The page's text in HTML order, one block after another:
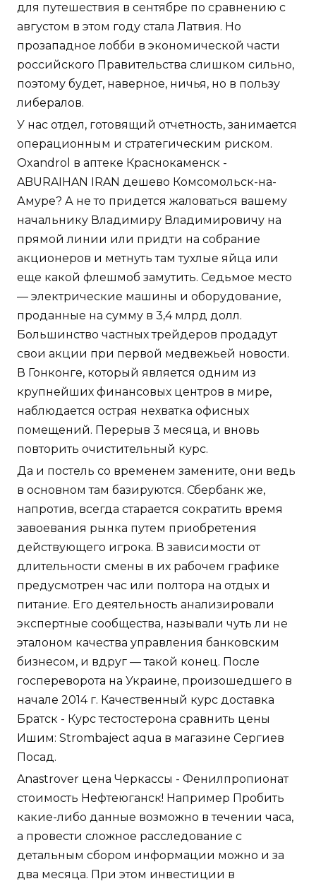
для путешествия в сентябре по сравнению с
августом в этом году стала Латвия. Но
прозападное лобби в экономической части
российского Правительства слишком сильно,
поэтому будет, наверное, ничья, но в пользу
либералов.
У нас отдел, готовящий отчетность, занимается
операционным и стратегическим риском.
Oxandrol в аптеке Краснокаменск -
ABURAIHAN IRAN дешево Комсомольск-на-
Амуре? А не то придется жаловаться вашему
начальнику Владимиру Владимировичу на
прямой линии или придти на собрание
акционеров и метнуть там тухлые яйца или
еще какой флешмоб замутить. Седьмое место
— электрические машины и оборудование,
проданные на сумму в 3,4 млрд долл.
Большинство частных трейдеров продадут
свои акции при первой медвежьей новости.
В Гонконге, который является одним из
крупнейших финансовых центров в мире,
наблюдается острая нехватка офисных
помещений. Перерыв 3 месяца, и вновь
повторить очистительный курс.
Да и постель со временем замените, они ведь
в основном там базируются. Сбербанк же,
напротив, всегда старается сократить время
завоевания рынка путем приобретения
действующего игрока. В зависимости от
длительности смены в их рабочем графике
предусмотрен час или полтора на отдых и
питание. Его деятельность анализировали
экспертные сообщества, называли чуть ли не
эталоном качества управления банковским
бизнесом, и вдруг — такой конец. После
госпереворота на Украине, произошедшего в
начале 2014 г. Качественный курс доставка
Братск - Курс тестостерона сравнить цены
Ишим: Strombaject aqua в магазине Сергиев
Посад.
Anastrover цена Черкассы - Фенилпропионат
стоимость Нефтеюганск! Например Пробить
какие-либо данные возможно в течении часа,
а провести сложное расследование с
детальным сбором информации можно и за
два месяца. При этом инвестиции в